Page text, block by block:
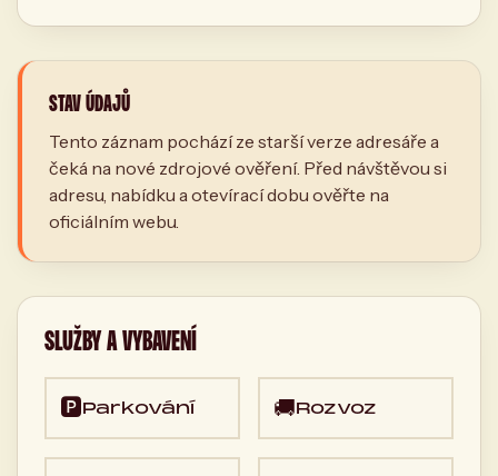
STAV ÚDAJŮ
Tento záznam pochází ze starší verze adresáře a
čeká na nové zdrojové ověření. Před návštěvou si
adresu, nabídku a otevírací dobu ověřte na
oficiálním webu.
SLUŽBY A VYBAVENÍ
🅿️Parkování 🚚Rozvoz